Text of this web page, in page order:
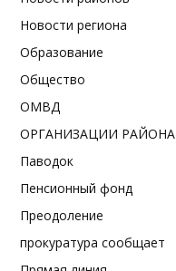
Новости региона
Образование
Общество
ОМВД
ОРГАНИЗАЦИИ РАЙОНА
Паводок
Пенсионный фонд
Преодоление
прокуратура сообщает